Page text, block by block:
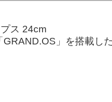
ス 24cm
」を搭載し